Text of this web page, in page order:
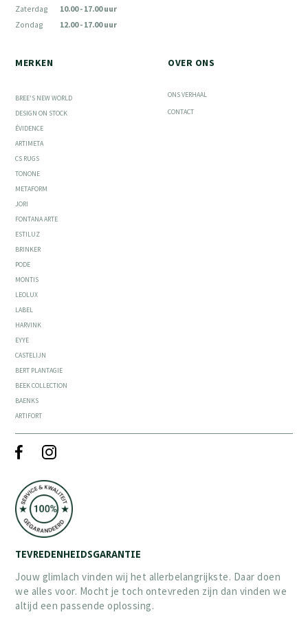
Zaterdag
Zondag
10.00 - 17.00 uur
12.00 - 17.00 uur
MERKEN
BREE'S NEW WORLD
DESIGN ON STOCK
ÉVIDENCE
ARTIMETA
CS RUGS
TONONE
METAFORM
JORI
FONTANA ARTE
ESTILUZ
BRINKER
PODE
MONTIS
LEOLUX
LABEL
HARVINK
EYYE
CASTELIJN
BERT PLANTAGIE
BEEK COLLECTION
BAENKS
ARTIFORT
OVER ONS
ONS VERHAAL
CONTACT
TEVREDENHEIDSGARANTIE
Jouw glimlach vinden wij het allerbelangrijkste. Daar doen
we alles voor. Mocht je toch ontevreden zijn dan vinden we
altijd een passende oplossing.